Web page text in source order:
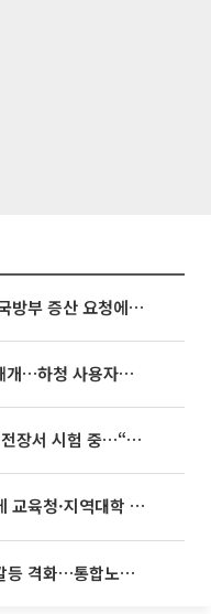
[특징주] “탄약 부족하다“ 美 국방부 증산 요청에⋯국내 방산주 급등세
현대차·기아, 이번 주 임단협 재개…하청 사용자성 재심도 ‘변수’
…“스타트업 여러 곳 참여”
서·논술형 입시 연계 '착수'
SK하이닉스 ‘자사주 성과급’ 갈등 격화…통합노조 출범 움직임